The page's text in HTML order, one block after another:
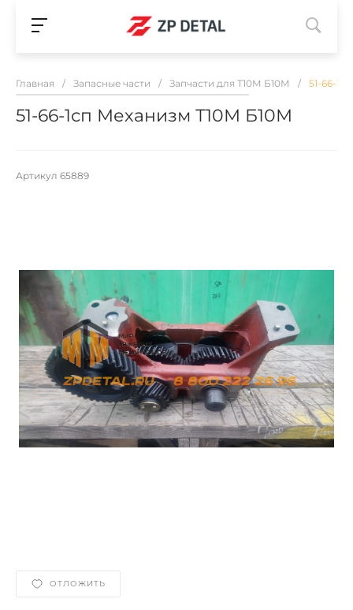
Главная / Запасные части / Запчасти для Т10М Б10М / 51-66-
51-66-1сп Механизм Т10М Б10М
Артикул 65889
ОТЛОЖИТЬ